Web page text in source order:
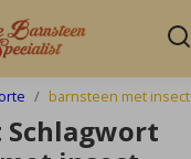
barnsteen met insect